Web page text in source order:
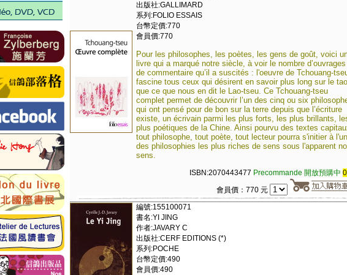
出版社:GALLIMARD
系列:FOLIO ESSAIS
台幣定價:770
會員價:770
Pour les philosophes, les poètes, les gens de goût, voici
livre qui a marqué notre siècle, à voir le nombre d’ouvrages
de commentaire qu’il a suscités : l'oeuvre de Tchouang-
fascine tous ceux qui désirent en savoir plus long sur le tao
que ce que nous en dit le Lao-tseu. Ce Tchouang-tseu
complet permet de découvrir l’un des cinq ou six
qui ont pensé pour de bon sur la terre depuis que l’écriture
existe, un écrivain parmi les plus forts, les plus brillants,
plus poétiques de la Chine. Ainsi pourvu des textes
tout philosophe, tout poète, tout lecteur pourra s'initier à
des philosophies les plus riches de sens sous l'apparent
sens.
ISBN:2070443477 Precommande 開放預購中
會員價：770 元
編號:155100071
書名:YI JING
作者:JAVARY C
出版社:CERF EDITIONS (*)
系列:POCHE
台幣定價:490
會員價:490